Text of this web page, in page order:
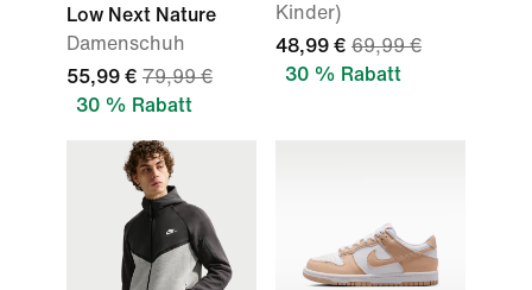
Low Next Nature
Damenschuh
55,99 € 79,99 €
30 % Rabatt
Kinder)
48,99 € 69,99 €
30 % Rabatt